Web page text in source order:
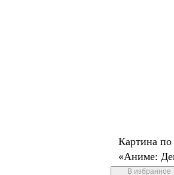
Картина
«Аниме:
В избранное